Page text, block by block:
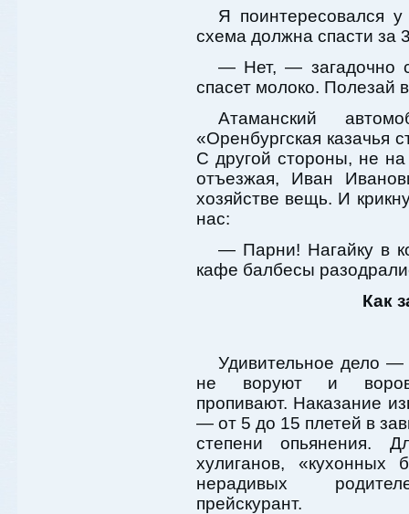
Я поинтересовался
схема должна спасти за
— Нет, — загадочно
спасет молоко. Полезай
Атаманский
«Оренбургская казачья
С другой стороны, не
отъезжая, Иван
хозяйстве вещь. И
нас:
— Парни! Нагайку в
кафе балбесы
Как
Удивительное дело
не воруют и
пропивают. Наказание
— от 5 до 15 плетей в
степени опьянения.
хулиганов, «кухонных
нерадивых
прейскурант.